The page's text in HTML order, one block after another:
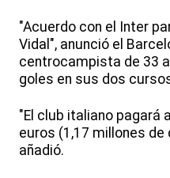
"Acuerdo con el Inter
Vidal", anunció el
centrocampista de 33
goles en sus dos
"El club italiano pagará
euros (1,17 millones
añadió.